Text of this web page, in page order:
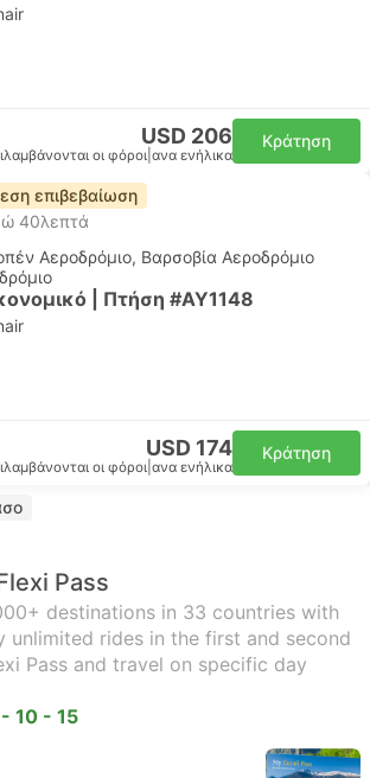
USD 206
οι φόροι ανα ενήλικα
Κράτηση
επιβεβαίωση
40λεπτά
Αεροδρόμιο, Βαρσοβία Αεροδρόμιο
| Πτήση #AY1148
USD 174
οι φόροι ανα ενήλικα
Κράτηση
Pass
destinations in 33 countries with
unlimited rides in the first and second
Pass and travel on specific day
10 - 15